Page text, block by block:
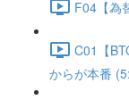
F04【為
C01【
からが本番